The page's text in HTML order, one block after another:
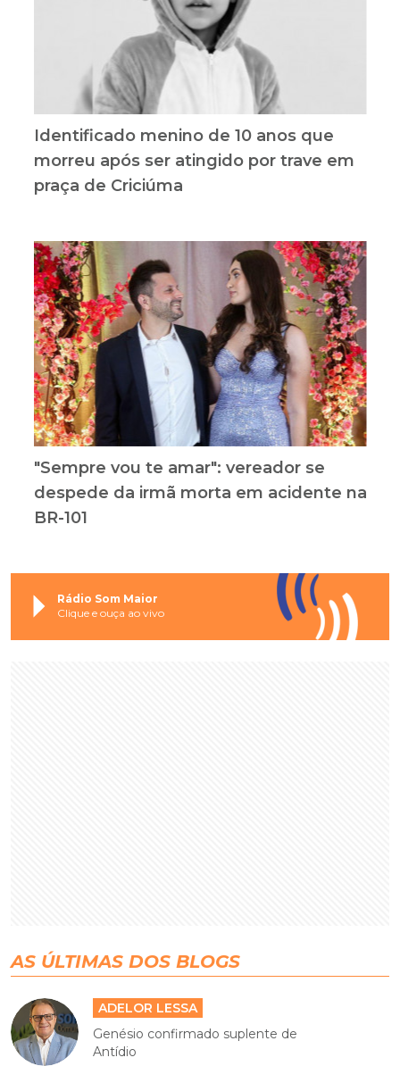
Identificado menino de 10 anos que
morreu após ser atingido por trave em
praça de Criciúma
"Sempre vou te amar": vereador se
despede da irmã morta em acidente na
BR-101
Rádio Som Maior
Clique e ouça ao vivo
AS ÚLTIMAS DOS BLOGS
ADELOR LESSA
Genésio confirmado suplente de
Antídio